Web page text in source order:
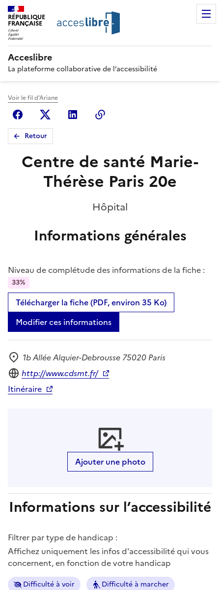
RÉPUBLIQUE
FRANÇAISE
Acceslibre
La plateforme collaborative de l’accessibilité
Voir le fil d'Ariane
FacebookX (anciennement Twitter)
Linkedin
Retour
Centre de santé Marie-
Thérèse Paris 20e
Hôpital
Informations générales
Niveau de complétude des informations de la fiche :
33%
Télécharger la fiche (PDF, environ 35 Ko)
Modifier ces informations
Adresse
1b Allée Alquier-Debrousse 75020 Paris
Site internet
http://www.cdsmt.fr/
Itinéraire
Ajouter une photo
Informations sur l’accessibilité
Filtrer par type de handicap :
Affichez uniquement les infos d'accessibilité qui vous
concernent, en fonction de votre handicap
Difficulté à voir Difficulté à marcher